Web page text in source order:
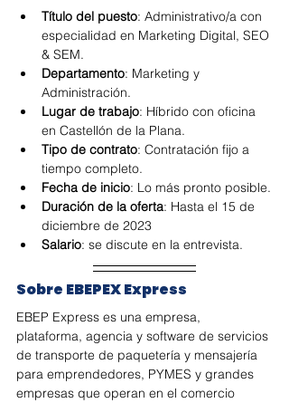
Título del puesto: Administrativo/a con
especialidad en Marketing Digital, SEO
& SEM.
Departamento: Marketing y
Administración.
Lugar de trabajo: Híbrido con oficina
en Castellón de la Plana.
Tipo de contrato: Contratación fijo a
tiempo completo.
Fecha de inicio: Lo más pronto posible.
Duración de la oferta: Hasta el 15 de
diciembre de 2023
Salario: se discute en la entrevista.
Sobre EBEPEX Express
EBEP Express es una empresa,
plataforma, agencia y software de servicios
de transporte de paquetería y mensajería
para emprendedores, PYMES y grandes
empresas que operan en el comercio